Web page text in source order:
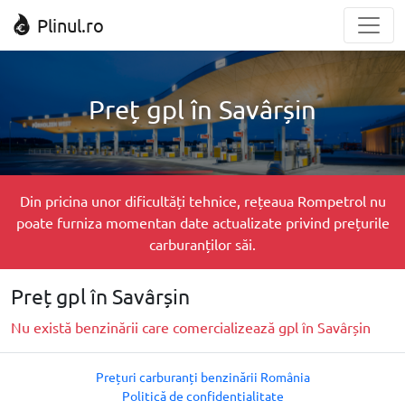
Plinul.ro
Preț gpl în Savârșin
Din pricina unor dificultăți tehnice, rețeaua Rompetrol nu
poate furniza momentan date actualizate privind prețurile
carburanților săi.
Preț gpl în Savârșin
Nu există benzinării care comercializează gpl în Savârșin
Prețuri carburanți benzinării România
Politică de confidențialitate